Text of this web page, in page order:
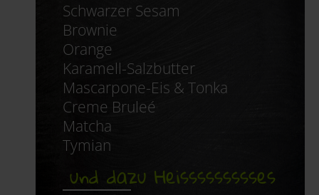
Schwarzer Sesam
Brownie
Orange
Karamell-Salzbutter
Mascarpone-Eis & Tonka
Creme Bruleé
Matcha
Tymian
und dazu Heissssssssses